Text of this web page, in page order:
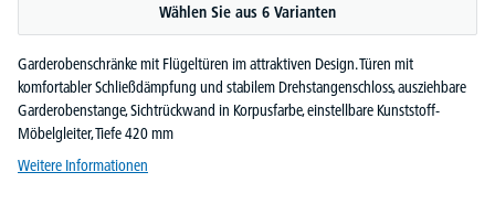
Wählen Sie aus 6 Varianten
Garderobenschränke mit Flügeltüren im attraktiven Design. Türen mit
komfortabler Schließdämpfung und stabilem Drehstangenschloss, ausziehbare
Garderobenstange, Sichtrückwand in Korpusfarbe, einstellbare Kunststoff-
Möbelgleiter, Tiefe 420 mm
Weitere Informationen